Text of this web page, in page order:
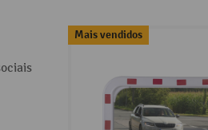
Mais vendidos